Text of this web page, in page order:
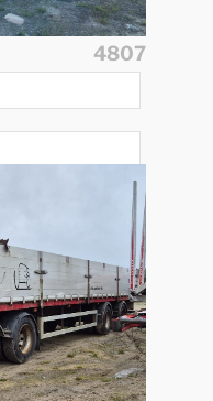
4807